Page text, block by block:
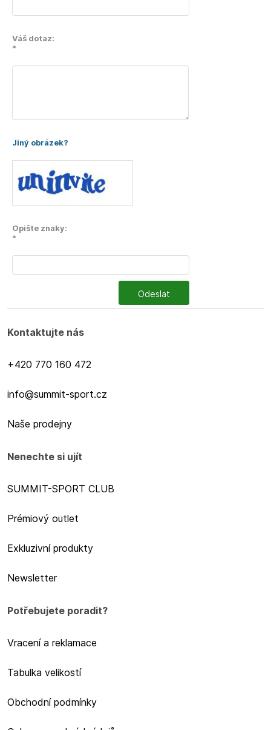
Váš dotaz:
*
Jiný obrázek?
Opište znaky:
*
Odeslat
Kontaktujte nás
+420 770 160 472
info@summit-sport.cz
Naše prodejny
Nenechte si ujít
SUMMIT-SPORT CLUB
Prémiový outlet
Exkluzivní produkty
Newsletter
Potřebujete poradit?
Vracení a reklamace
Tabulka velikostí
Obchodní podmínky